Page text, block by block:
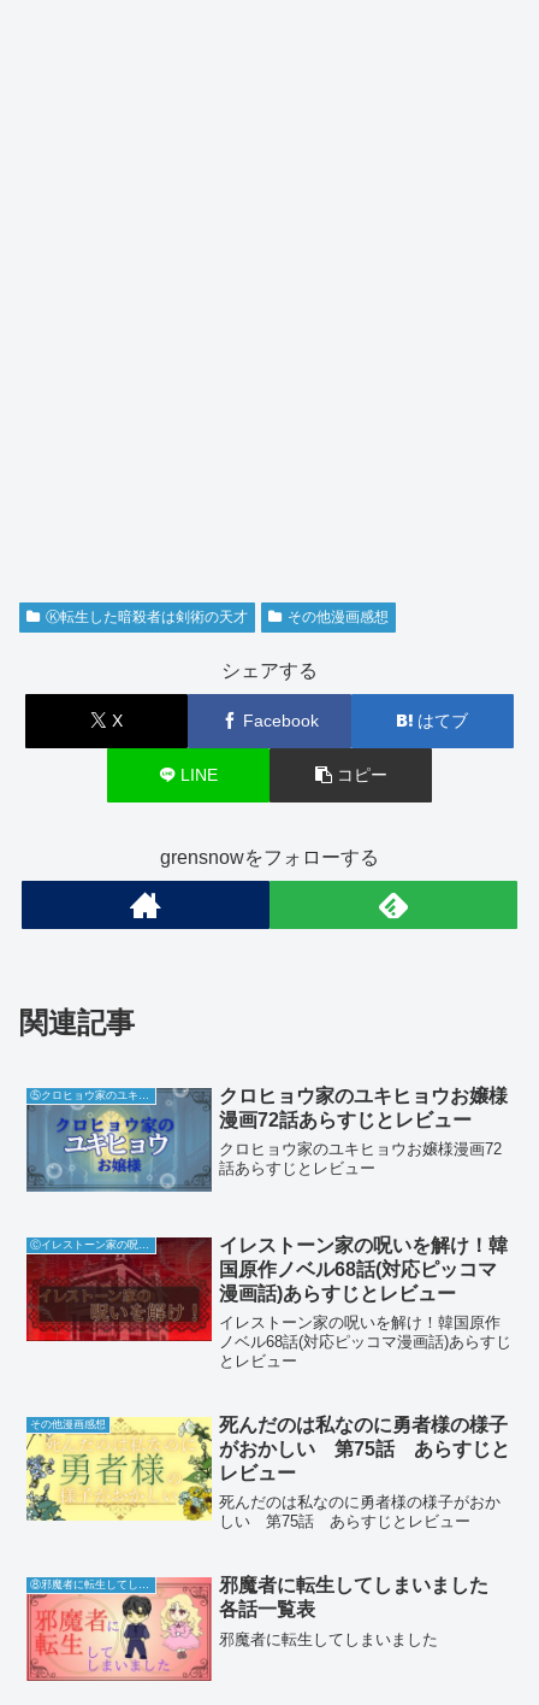
Ⓚ転生した暗殺者は剣術の天才 その他漫画感想
シェアする
X Facebook はてブ
LINE コピー
grensnowをフォローする
関連記事
クロヒョウ家のユキヒョウお嬢様
漫画72話あらすじとレビュー
クロヒョウ家のユキヒョウお嬢様漫画72
話あらすじとレビュー
イレストーン家の呪いを解け！韓
国原作ノベル68話(対応ピッコマ
漫画話)あらすじとレビュー
イレストーン家の呪いを解け！韓国原作
ノベル68話(対応ピッコマ漫画話)あらすじ
とレビュー
その他漫画感想
死んだのは私なのに勇者様の様子
がおかしい 第75話 あらすじと
レビュー
死んだのは私なのに勇者様の様子がおか
しい 第75話 あらすじとレビュー
⑧邪魔者に転生してしまいました
邪魔者に転生してしまいました
各話一覧表
邪魔者に転生してしまいました